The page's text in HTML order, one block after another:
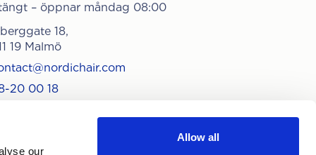
our
Allow all
– öppnar måndag 08:00
18,
19 Malmö
20 00 18